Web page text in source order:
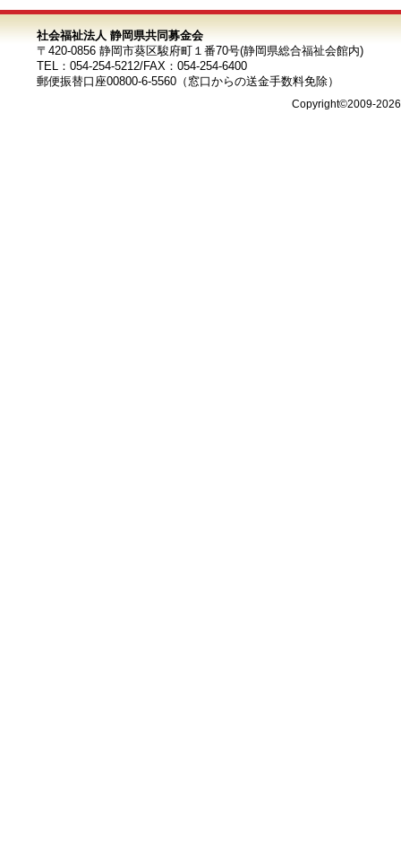
社会福祉法人 静岡県共同募金会
〒420-0856 静岡市葵区駿府町１番70号(静岡県総合福祉会館内)
TEL：054-254-5212/FAX：054-254-6400
郵便振替口座00800-6-5560（窓口からの送金手数料免除）
Copyright©2009-